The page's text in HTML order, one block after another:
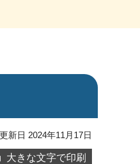
新日 2024年11月17日
大きな文字で印刷